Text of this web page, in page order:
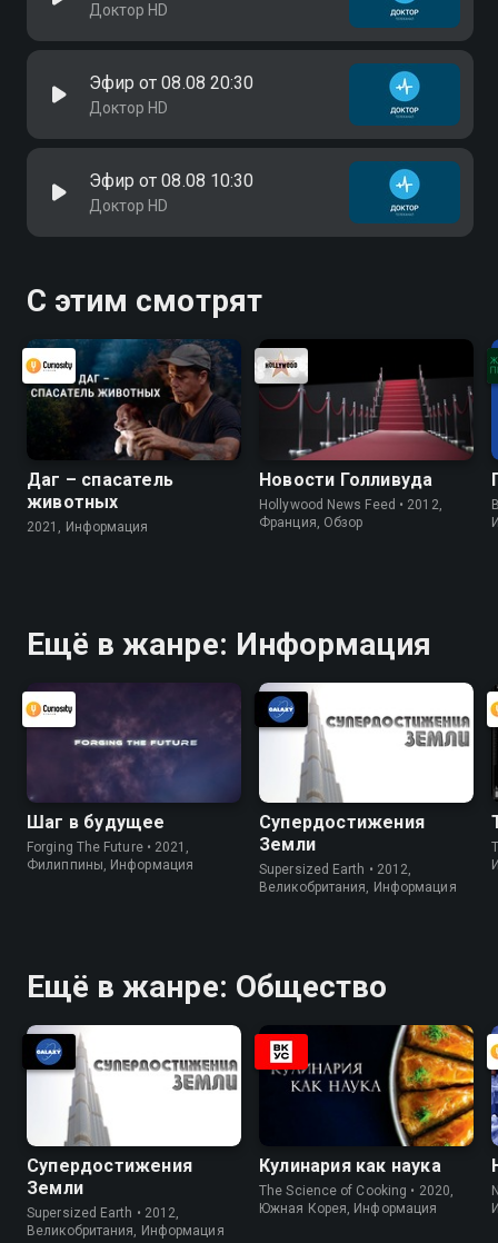
Доктор HD
Эфир от 08.08 20:30
Доктор HD
Эфир от 08.08 10:30
Доктор HD
С этим смотрят
Даг – спасатель
животных
2021, Информация
Новости Голливуда
Hollywood News Feed • 2012,
Франция, Обзор
Ещё в жанре: Информация
Шаг в будущее
Forging The Future • 2021,
Филиппины, Информация
Супердостижения
Земли
Supersized Earth • 2012,
Великобритания, Информация
Ещё в жанре: Общество
Супердостижения
Земли
Supersized Earth • 2012,
Великобритания, Информация
Кулинария как наука
The Science of Cooking • 2020,
Южная Корея, Информация